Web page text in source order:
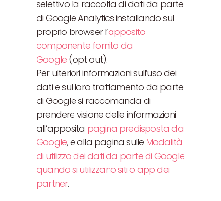
selettivo la raccolta di dati da parte
di Google Analytics installando sul
proprio browser l’apposito
componente fornito da
Google (opt out).
Per ulteriori informazioni sull’uso dei
dati e sul loro trattamento da parte
di Google si raccomanda di
prendere visione delle informazioni
all’apposita pagina predisposta da
Google, e alla pagina sulle Modalità
di utilizzo dei dati da parte di Google
quando si utilizzano siti o app dei
partner.